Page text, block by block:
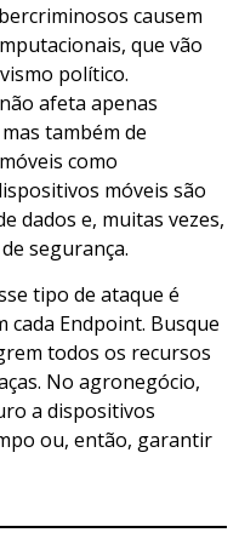
causem
que vão
político.
afeta apenas
também de
como
móveis são
dados e, muitas vezes,
segurança.
tipo de ataque é
Endpoint. Busque
todos os recursos
No agronegócio,
a dispositivos
ou, então, garantir